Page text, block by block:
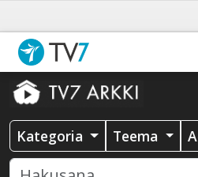
Kategoria Teema